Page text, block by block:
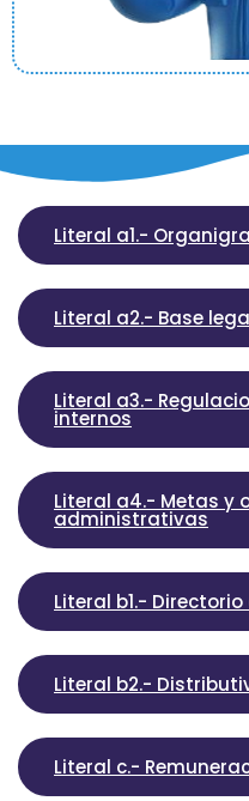
Literal a1.-
Literal a2.- Base
Literal a3.-
internos
Literal a4.- Metas y
administrativas
Literal b1.-
Literal b2.-
Literal c.-